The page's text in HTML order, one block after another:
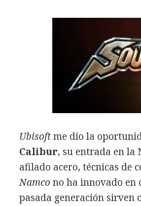
Ubisoftme dio la
Calibur, su entrada en la
afilado acero, técnicas de
Namco no ha innovado en
pasada generación sirven